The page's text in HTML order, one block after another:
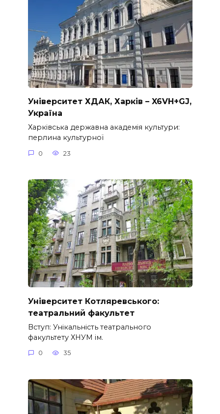
Університет ХДАК, Харків – X6VH+GJ,
Україна
Харківська державна академія культури:
перлина культурної
0 23
Університет Котляревського:
театральний факультет
Вступ: Унікальність театрального
факультету ХНУМ ім.
0 35